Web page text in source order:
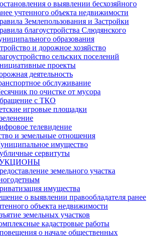
о выявлении бесхозяйного
учтенного объекта недвижимости
Землепользования и Застройки
благоустройства Слюдянского
образования
и дорожное хозяйство
сельских поселений
проекты
деятельность
обслуживание
по очистке от мусора
с ТКО
игровые площадки
телевидение
и земельные отношения
имущество
сервитуты
земельного участка
имущества
о выявлении правообладателя ранее
объекта недвижимости
земельных участков
кадастровые работы
о начале общественных